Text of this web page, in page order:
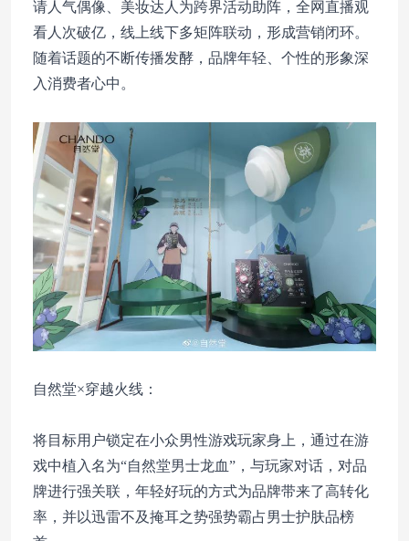
请人气偶像、美妆达人为跨界活动助阵，全网直播观
看人次破亿，线上线下多矩阵联动，形成营销闭环。
随着话题的不断传播发酵，品牌年轻、个性的形象深
入消费者心中。
自然堂×穿越火线：
将目标用户锁定在小众男性游戏玩家身上，通过在游
戏中植入名为“自然堂男士龙血”，与玩家对话，对品
牌进行强关联，年轻好玩的方式为品牌带来了高转化
率，并以迅雷不及掩耳之势强势霸占男士护肤品榜